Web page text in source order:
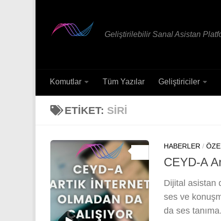
Geliştirilebilir Sanal Asistan
Komutlar Tüm Yazılar Geliştiriciler
ETIKET: SIRI
HABERLER /
CEYD-A
Dijital asistan
ses ve
da ses